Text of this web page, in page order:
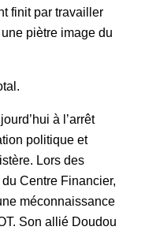
finit par travailler
piètre image du
à l’arrêt
politique et
Lors des
Centre Financier,
méconnaissance
Son allié Doudou